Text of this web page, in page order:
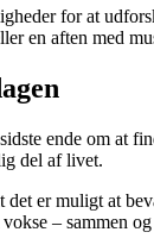
for at
en aften med
ende om at
del af livet.
er muligt at
– sammen